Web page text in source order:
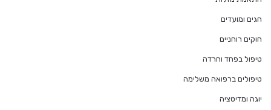
חגים ומועדים
חוקים רוחניים
טיפול בפחד וחרדה
טיפולים ברפואה משלימה
יוגה ומדיטציה